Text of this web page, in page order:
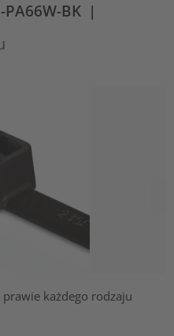
PA66W-BK |
każdego rodzaju